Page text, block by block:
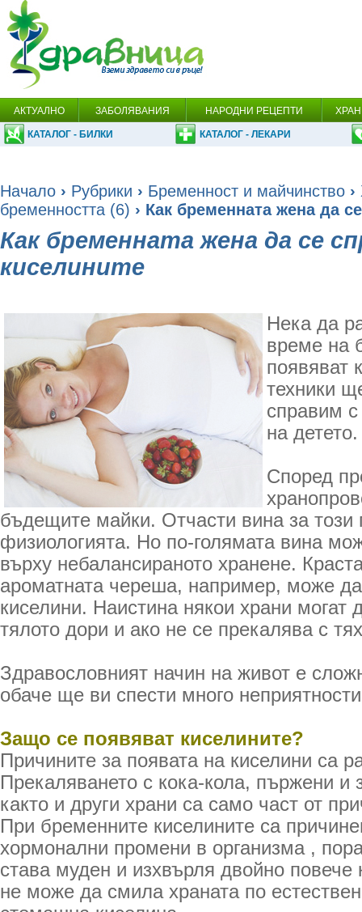
АКТУАЛНО ЗАБОЛЯВАНИЯ НАРОДНИ РЕЦЕПТИ
КАТАЛОГ - БИЛКИ КАТАЛОГ - ЛЕКАРИ
Начало › Рубрики › Бременност и майчинство ›
бременността (6) › Как бременната жена да
Как бременната жена да се
киселините
Нека да
време на
появяват
техники
справим
на детето.
Според
бъдещите майки. Отчасти вина за
физиологията. Но по-голямата вина
върху небалансираното хранене.
ароматната череша, например, може
киселини. Наистина някои храни могат
тялото дори и ако не се прекалява с
Здравословният начин на живот е
обаче ще ви спести много
Защо се появяват киселините?
Причините за появата на киселини са
Прекаляването с кока-кола, пържени и
както и други храни са само част от
При бременните киселините са
хормонални промени в организма ,
става муден и изхвърля двойно повече
не може да смила храната по